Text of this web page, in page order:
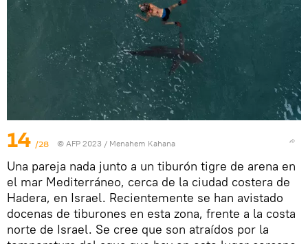
14 /28 © AFP 2023 / Menahem Kahana
Una pareja nada junto a un tiburón tigre de arena en
el mar Mediterráneo, cerca de la ciudad costera de
Hadera, en Israel. Recientemente se han avistado
docenas de tiburones en esta zona, frente a la costa
norte de Israel. Se cree que son atraídos por la